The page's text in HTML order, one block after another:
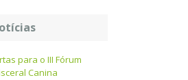
para o III Fórum
Canina